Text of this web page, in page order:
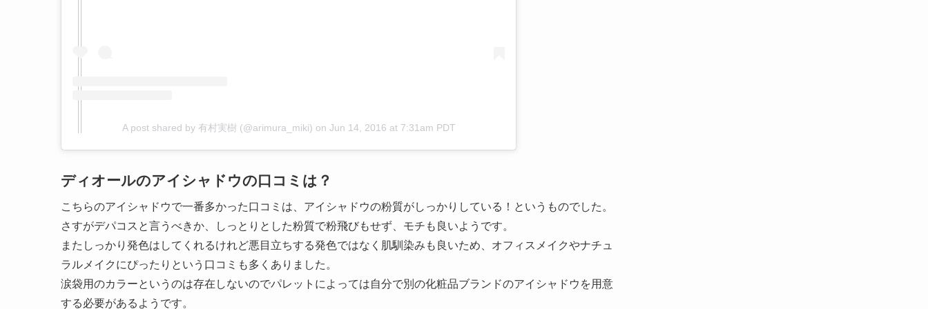
A post shared by 有村実樹 (@arimura_miki) on Jun 14, 2016 at 7:31am PDT
ディオールのアイシャドウの口コミは？
こちらのアイシャドウで一番多かった口コミは、アイシャドウの粉質がしっかりしている！というものでした。
さすがデパコスと言うべきか、しっとりとした粉質で粉飛びもせず、モチも良いようです。
またしっかり発色はしてくれるけれど悪目立ちする発色ではなく肌馴染みも良いため、オフィスメイクやナチュ
ラルメイクにぴったりという口コミも多くありました。
涙袋用のカラーというのは存在しないのでパレットによっては自分で別の化粧品ブランドのアイシャドウを用意
する必要があるようです。